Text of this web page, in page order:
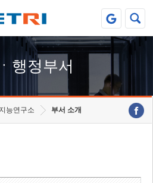
행정부서
능연구소 부서 소개